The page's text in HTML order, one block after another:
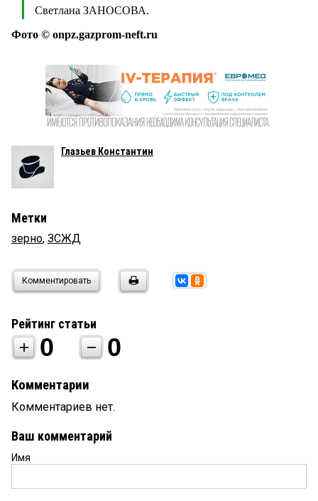
Светлана ЗАНОСОВА.
Фото © onpz.gazprom-neft.ru
Глазьев Константин
Метки
зерно, ЗСЖД
Комментировать
Рейтинг статьи
0 0
Комментарии
Комментариев нет.
Ваш комментарий
Имя